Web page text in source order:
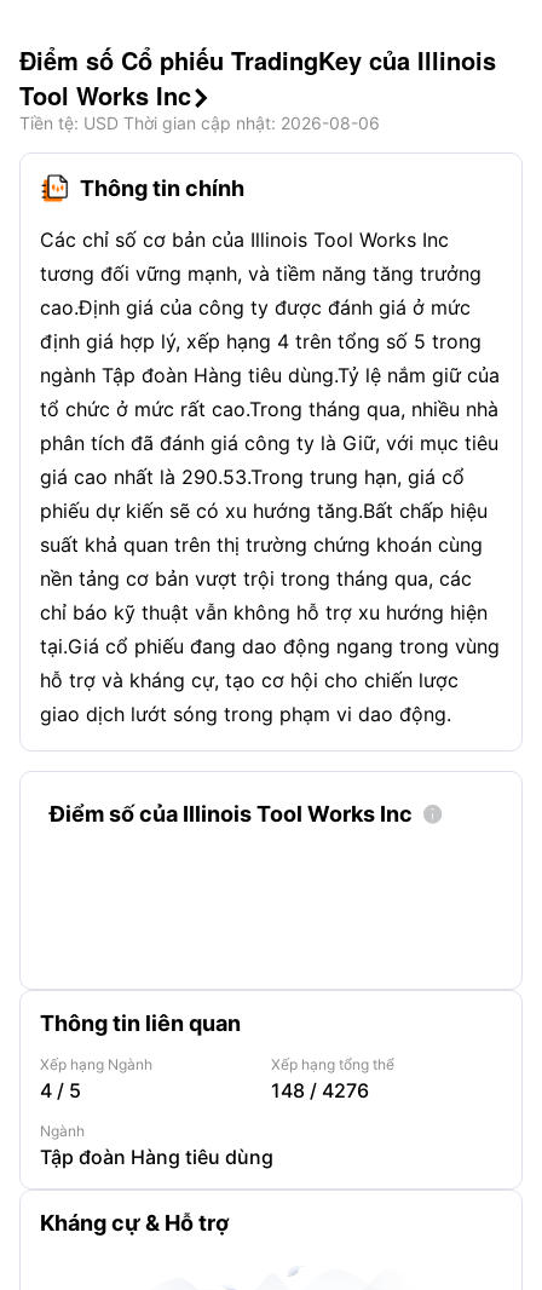
Điểm số Cổ phiếu TradingKey của Illinois
Tool Works Inc
Tiền tệ: USD Thời gian cập nhật: 2026-08-06
Thông tin chính
Các chỉ số cơ bản của Illinois Tool Works Inc
tương đối vững mạnh, và tiềm năng tăng trưởng
cao.Định giá của công ty được đánh giá ở mức
định giá hợp lý, xếp hạng 4 trên tổng số 5 trong
ngành Tập đoàn Hàng tiêu dùng.Tỷ lệ nắm giữ của
tổ chức ở mức rất cao.Trong tháng qua, nhiều nhà
phân tích đã đánh giá công ty là Giữ, với mục tiêu
giá cao nhất là 290.53.Trong trung hạn, giá cổ
phiếu dự kiến sẽ có xu hướng tăng.Bất chấp hiệu
suất khả quan trên thị trường chứng khoán cùng
nền tảng cơ bản vượt trội trong tháng qua, các
chỉ báo kỹ thuật vẫn không hỗ trợ xu hướng hiện
tại.Giá cổ phiếu đang dao động ngang trong vùng
hỗ trợ và kháng cự, tạo cơ hội cho chiến lược
giao dịch lướt sóng trong phạm vi dao động.
Điểm số của Illinois Tool Works Inc 
Thông tin liên quan
Xếp hạng Ngành
4 / 5
Xếp hạng tổng thể
148 / 4276
Ngành
Tập đoàn Hàng tiêu dùng
Kháng cự & Hỗ trợ